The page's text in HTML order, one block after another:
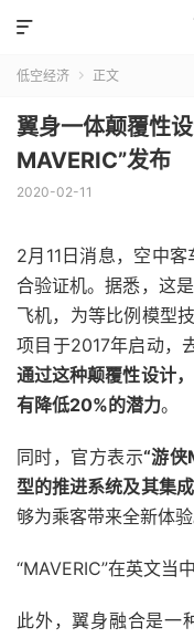

低空经济  正文
翼身一体颠覆性
MAVERIC”发布
2020-02-11
2月11日消息，空中客
合验证机。据悉，这
飞机，为等比例模型
项目于2017年启动，
通过这种颠覆性设计
有降低20%的潜力。
同时，官方表示“游侠
型的推进系统及其集
够为乘客带来全新体验
“MAVERIC”在英文当
此外，翼身融合是一